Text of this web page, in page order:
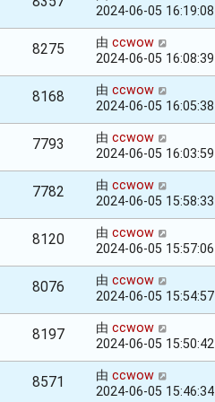
2024-06-05 16:19:08
8275 由 ccwow
2024-06-05 16:08:39
8168 由 ccwow
2024-06-05 16:05:38
7793 由 ccwow
2024-06-05 16:03:59
7782 由 ccwow
2024-06-05 15:58:33
8120 由 ccwow
2024-06-05 15:57:06
8076 由 ccwow
2024-06-05 15:54:57
8197 由 ccwow
2024-06-05 15:50:42
8571 由 ccwow
2024-06-05 15:46:34